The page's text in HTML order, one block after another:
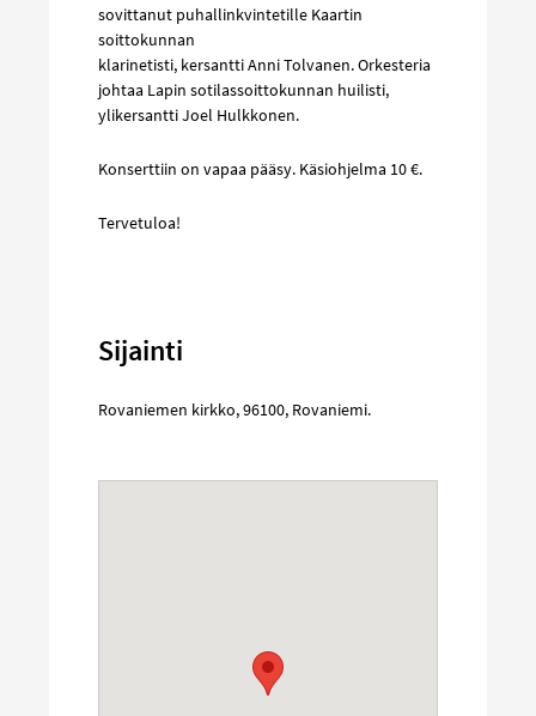
sovittanut puhallinkvintetille Kaartin
soittokunnan
klarinetisti, kersantti Anni Tolvanen. Orkesteria
johtaa Lapin sotilassoittokunnan huilisti,
ylikersantti Joel Hulkkonen.
Konserttiin on vapaa pääsy. Käsiohjelma 10 €.
Tervetuloa!
Sijainti
Rovaniemen kirkko,96100, Rovaniemi.